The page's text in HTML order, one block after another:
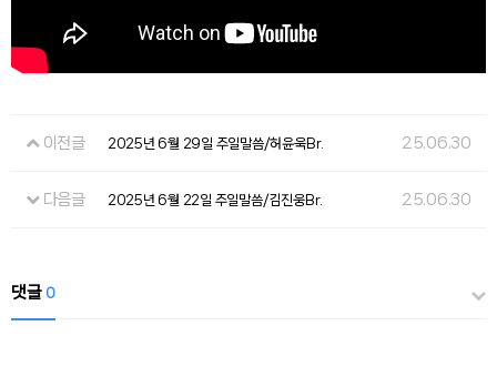
이전글 2025년 6월 29일 주일말씀/허윤욱Br. 25.06.30
다음글 2025년 6월 22일 주일말씀/김진웅Br. 25.06.30
댓글 0